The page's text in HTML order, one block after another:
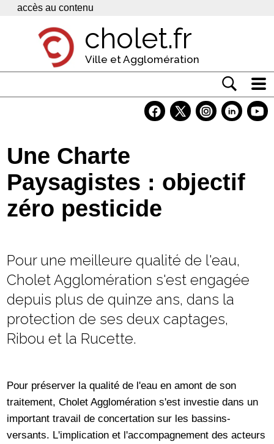
Panneau de gestion des cookies
accès au contenu
cholet.fr
Ville et Agglomération
Economie
Services
Contacts
Une Charte
Paysagistes : objectif
zéro pesticide
Pour une meilleure qualité de l'eau,
Cholet Agglomération s'est engagée
depuis plus de quinze ans, dans la
protection de ses deux captages,
Ribou et la Rucette.
Pour préserver la qualité de l'eau en amont de son
traitement, Cholet Agglomération s'est investie dans un
important travail de concertation sur les bassins-
versants. L'implication et l'accompagnement des acteurs